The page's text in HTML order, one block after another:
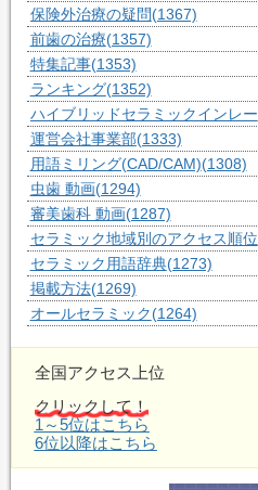
保険外治療の疑問(1367)
前歯の治療(1357)
特集記事(1353)
ランキング(1352)
ハイブリッドセラミックインレー
運営会社事業部(1333)
用語ミリング(CAD/CAM)(1308)
虫歯 動画(1294)
審美歯科 動画(1287)
セラミック地域別のアクセス順位
セラミック用語辞典(1273)
掲載方法(1269)
オールセラミック(1264)
全国アクセス上位
クリックして！
1～5位はこちら
6位以降はこちら